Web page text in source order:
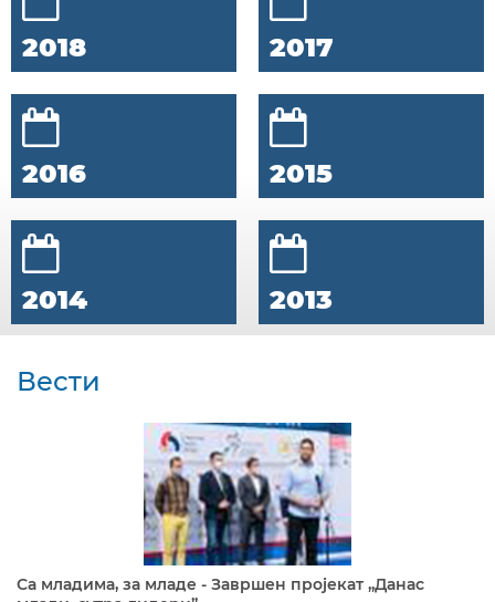
2018 2017
2016 2015
2014 2013
Вести
Са младима, за младе - Завршен пројекат „Данас